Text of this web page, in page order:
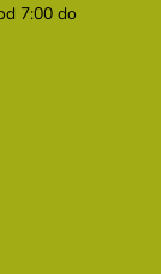
7:00 do